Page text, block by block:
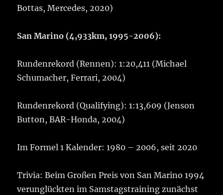
Bottas, Mercedes, 2020)
San Marino (4,933km, 1995-2006):
Rundenrekord (Rennen): 1:20,411 (Michael
Schumacher, Ferrari, 2004)
Rundenrekord (Qualifying): 1:13,609 (Jenson
Button, BAR-Honda, 2004)
Im Formel 1 Kalender: 1980 – 2006, seit 2020
Trivia: Beim Großen Preis von San Marino 1994
verunglückten im Samstagstraining zunächst